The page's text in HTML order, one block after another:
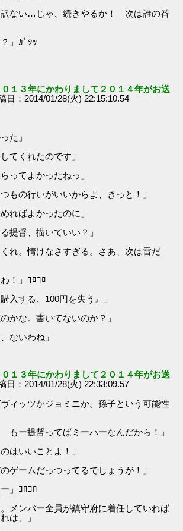
訳ない…じゃ、続きやるか！ 次は誰の番
」ｶﾞｼｯ
０１３年にかわりまして２０１４年がお送
日：2014/01/28(火) 22:15:10.54
た」
てくれたのです」
ってよかったねっ」
もの行いがいいからよ、きっと！」
ればよかったのに」
提督、描いていい？」
れ。情けなさすぎる。さあ、次は雷だ
！」ｺﾛｺﾛ
入する、100円を失う』」
かな。書いてないのか？」
ないわね」
０１３年にかわりまして２０１４年がお送
日：2014/01/28(火) 22:33:09.57
ィッツかジョミニか。孫子という可能性
もー提督ってばミーハーなんだから！」
はいいことよ！」
ゲームだっつってるでしょうが！」
」ｺﾛｺﾛ
メンバー全員が鎮守府に着任していれば
は、」